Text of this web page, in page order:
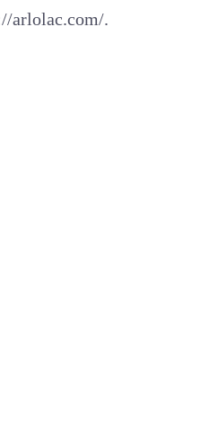
arlolac.com/.